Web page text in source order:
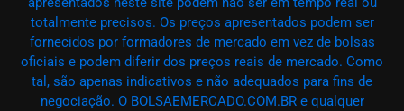
totalmente precisos. Os preços apresentados podem ser
fornecidos por formadores de mercado em vez de bolsas
oficiais e podem diferir dos preços reais de mercado. Como
tal, são apenas indicativos e não adequados para fins de
negociação. O BOLSAEMERCADO.COM.BR e qualquer